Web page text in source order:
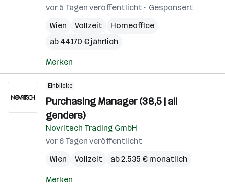
vor 5 Tagen veröffentlicht
Gesponsert
Wien
Vollzeit
Homeoffice
ab 44.170 € jährlich
Merken
Einblicke
Purchasing Manager (38,5 | all
genders)
Novritsch Trading GmbH
vor 6 Tagen veröffentlicht
Wien
Vollzeit ab 2.535 € monatlich
Merken